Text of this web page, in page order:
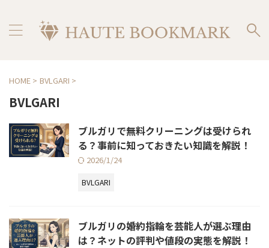
HOME > BVLGARI >
BVLGARI
ブルガリで無料クリーニングは受けられ
る？事前に知っておきたい知識を解説！
2026/1/24
BVLGARI
ブルガリの婚約指輪を芸能人が選ぶ理由
は？ネットの評判や値段の実態を解説！